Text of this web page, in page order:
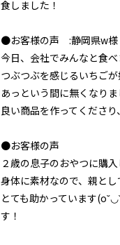
食しました！
●お客様の声 :静岡県w様
今日、会社でみんなと食
つぶつぶを感じるいちごが
あっという間に無くなりま
良い商品を作ってくださり
●お客様の声
２歳の息子のおやつに購
身体に素材なので、親と
とても助かっています
す！